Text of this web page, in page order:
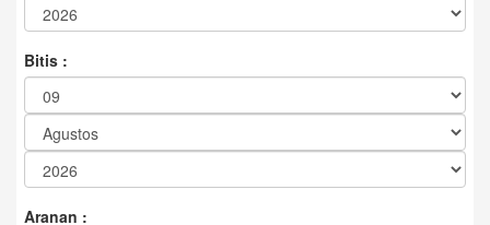
Bitis :
Aranan :